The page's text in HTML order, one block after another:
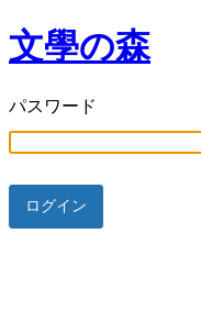
文學の森
パスワード